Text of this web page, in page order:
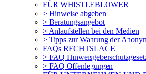
FÜR WHISTLEBLOWER
> Hinweise abgeben
> Beratungsangebot
> Anlaufstellen bei den Medien
> Tipps zur Wahrung der
FAQs RECHTSLAGE
> FAQ
> FAQ Offenlegungen